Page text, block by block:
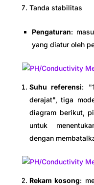
Tanda stabilitas
Pengaturan:
yang diatur oleh
Suhu referensi:
derajat", tiga
diagram berikut,
untuk
dengan
Rekam kosong: